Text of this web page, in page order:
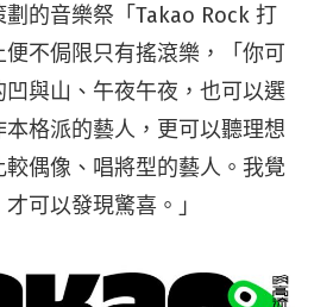
的音樂祭「Takao Rock 打
不侷限只有搖滾樂，「你可
與山、午夜午夜，也可以選
格派的藝人，更可以聽理想
偶像、唱將型的藝人。我覺
可以發現驚喜。」